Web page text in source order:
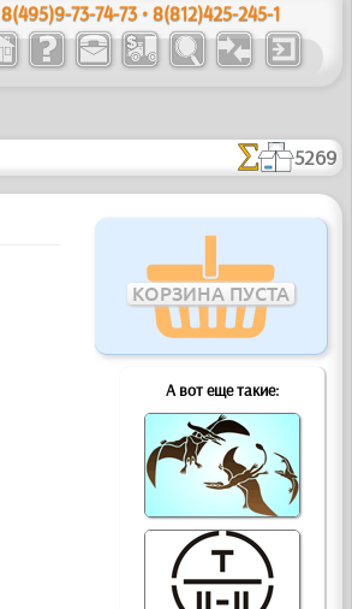
8(495)9-73-74-73 • 8(812)425-245-1
5269
КОРЗИНА ПУСТА
А вот еще такие: